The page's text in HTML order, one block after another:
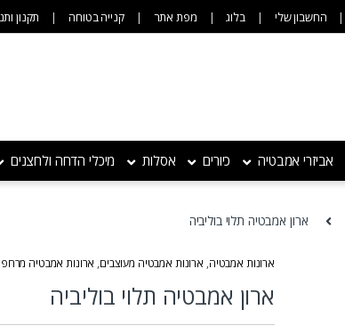
החשבון שלי בלוג מפת אתר קנייה בטוחה תקנון
אביזרי אמבטיה כיורים אסלות מיכלי הדחה ולחצנים
ארון אמבטיה תלוי בוליביה
ארונות אמבטיה, ארונות אמבטיה מעוצבים, ארונות אמבטיה
ארון אמבטיה תלוי בוליביה